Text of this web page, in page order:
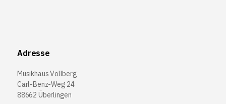
Adresse
Musikhaus Vollberg
Carl-Benz-Weg 24
88662 Überlingen